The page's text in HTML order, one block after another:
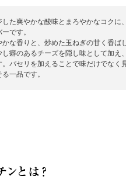
た爽やかな酸味とまろやかなコクに
です。
な香りと、炒めた玉ねぎの甘く香ば
癖のあるチーズを隠し味として加え
パセリを加えることで味だけでなく
一品です。